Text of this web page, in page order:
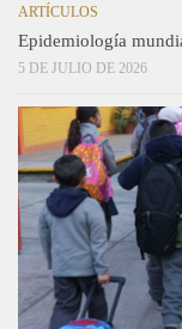
ARTÍCULOS
Epidemiología
5 DE JULIO DE 2026